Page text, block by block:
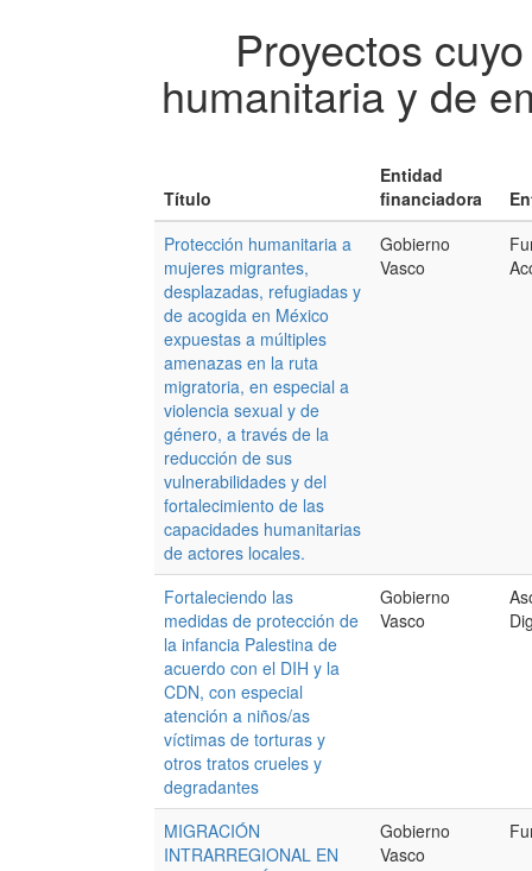
Proyectos
humanitaria y de
Título
Entidad
financiadora
Protección humanitaria a
mujeres migrantes,
desplazadas, refugiadas y
de acogida en México
expuestas a múltiples
amenazas en la ruta
migratoria, en especial a
violencia sexual y de
género, a través de la
reducción de sus
vulnerabilidades y del
fortalecimiento de las
capacidades humanitarias
de actores locales.
Gobierno
Vasco
Fortaleciendo las
medidas de protección de
la infancia Palestina de
acuerdo con el DIH y la
CDN, con especial
atención a niños/as
víctimas de torturas y
otros tratos crueles y
degradantes
Gobierno
Vasco
MIGRACIÓN
INTRARREGIONAL EN
Gobierno
Vasco